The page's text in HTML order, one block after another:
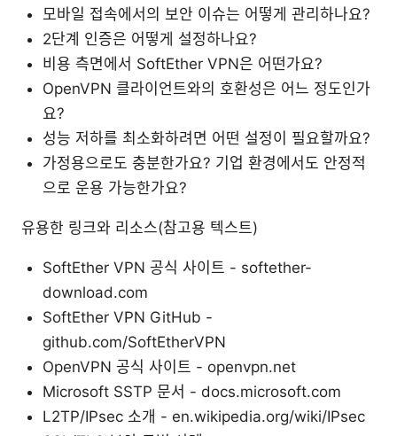
모바일 접속에서의 보안 이슈는 어떻게 관리하나요?
2단계 인증은 어떻게 설정하나요?
비용 측면에서 SoftEther VPN은 어떤가요?
OpenVPN 클라이언트와의 호환성은 어느 정도인가
요?
성능 저하를 최소화하려면 어떤 설정이 필요할까요?
가정용으로도 충분한가요? 기업 환경에서도 안정적
으로 운용 가능한가요?
유용한 링크와 리소스(참고용 텍스트)
SoftEther VPN 공식 사이트 - softether-
download.com
SoftEther VPN GitHub -
github.com/SoftEtherVPN
OpenVPN 공식 사이트 - openvpn.net
Microsoft SSTP 문서 - docs.microsoft.com
L2TP/IPsec 소개 - en.wikipedia.org/wiki/IPsec